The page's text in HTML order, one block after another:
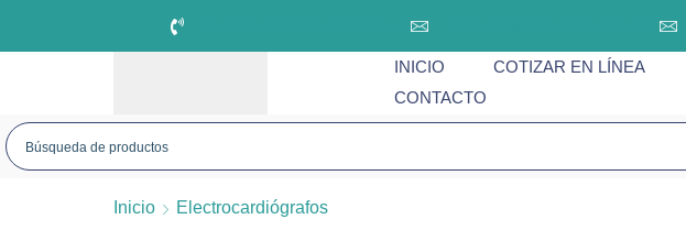
INICIO COTIZAR EN LÍNEA
CONTACTO
Inicio Electrocardiógrafos